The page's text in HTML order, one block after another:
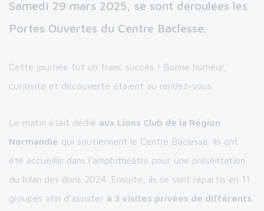
Samedi 29 mars 2025, se sont déroulées les
Portes Ouvertes du Centre Baclesse.
Cette journée fut un franc succès ! Bonne humeur,
curiosité et découverte étaient au rendez-vous.
Le matin était dédié aux Lions Club de la Région
Normandie qui soutiennent le Centre Baclesse. Ils ont
été accueillis dans l’amphithéâtre pour une présentation
du bilan des dons 2024. Ensuite, ils se sont répartis en 11
groupes afin d’assister à 3 visites privées de différents